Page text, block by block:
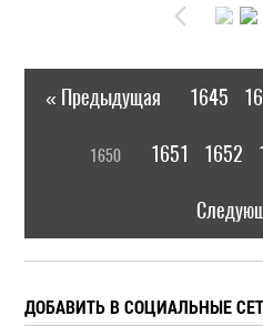
« Предыдущая 1645
1650 1651 1652
ДОБАВИТЬ В СОЦИАЛЬНЫЕ